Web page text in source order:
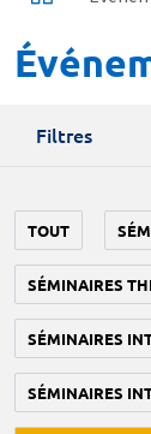
Filtres
TOUT
SÉMINAIRES
SÉMINAIRES
SÉMINAIRES